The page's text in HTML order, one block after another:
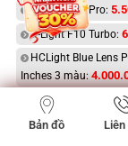
X-Light F10 Pro:
X-Light F10 Turbo:
HCLight Blue Lens
Inches 3 màu:
HCLight G1 2
4.000.000đ
Bản đồ Liên